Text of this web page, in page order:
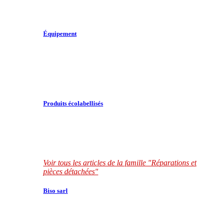
Équipement
Produits écolabellisés
Voir tous les articles de la famille "Réparations et
pièces détachées"
Biso sarl